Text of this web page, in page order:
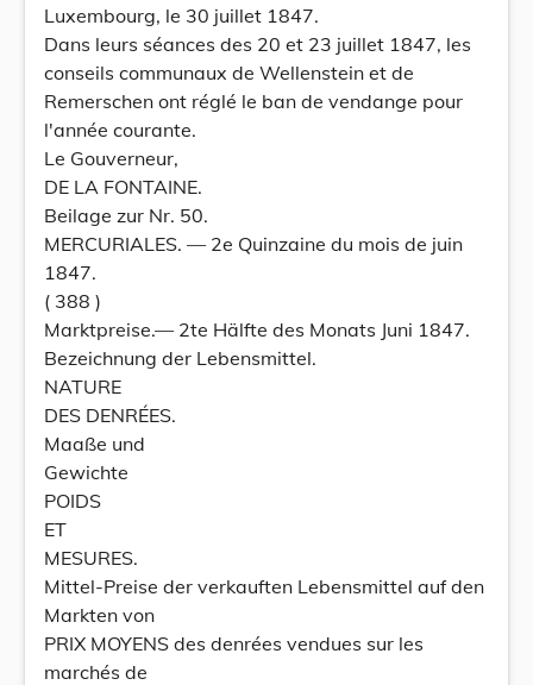
Luxembourg, le 30 juillet 1847.
Dans leurs séances des 20 et 23 juillet 1847, les
conseils communaux de Wellenstein et de
Remerschen ont réglé le ban de vendange pour
l'année courante.
Le Gouverneur,
DE LA FONTAINE.
Beilage zur Nr. 50.
MERCURIALES. — 2e Quinzaine du mois de juin
1847.
( 388 )
Marktpreise.— 2te Hälfte des Monats Juni 1847.
Bezeichnung der Lebensmittel.
NATURE
DES DENRÉES.
Maaße und
Gewichte
POIDS
ET
MESURES.
Mittel-Preise der verkauften Lebensmittel auf den
Markten von
PRIX MOYENS des denrées vendues sur les
marchés de